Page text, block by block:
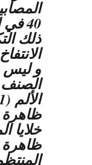
40
ذلك
و ليس
ظاهرة